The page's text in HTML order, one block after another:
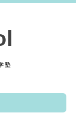
塾